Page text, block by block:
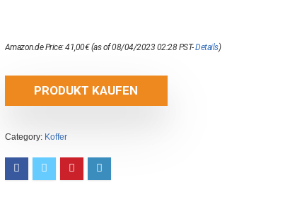
Amazon.de Price:41,00€(as of 08/04/2023 02:28 PST-Details)
PRODUKT KAUFEN
Category: Koffer